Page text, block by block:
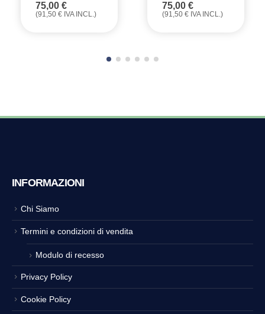
75,00 €
(91,50 € IVA INCL.)
75,00 €
(91,50 € IVA INCL.)
INFORMAZIONI
Chi Siamo
Termini e condizioni di vendita
Modulo di recesso
Privacy Policy
Cookie Policy